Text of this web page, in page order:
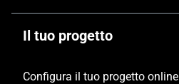
Il tuo progetto
Configura il tuo progetto online